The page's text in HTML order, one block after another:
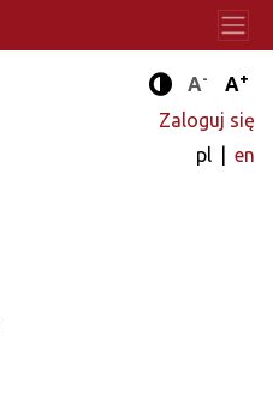
Tryb
A- A+
Zaloguj się
pl
en